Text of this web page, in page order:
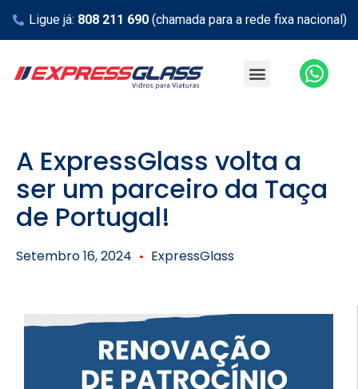
Ligue já: 808 211 690 (chamada para a rede fixa nacional)
A ExpressGlass volta a
ser um parceiro da Taça
de Portugal!
Setembro 16, 2024 ExpressGlass